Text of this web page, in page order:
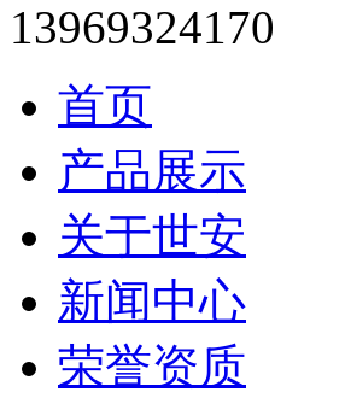
13969324170
首页
产品展示
关于世安
新闻中心
荣誉资质